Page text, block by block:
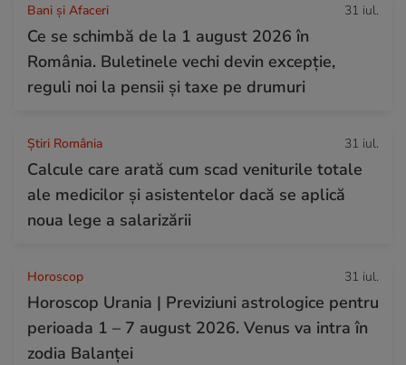
Bani și Afaceri 31 iul.
Ce se schimbă de la 1 august 2026 în
România. Buletinele vechi devin excepție,
reguli noi la pensii și taxe pe drumuri
Știri România 31 iul.
Calcule care arată cum scad veniturile totale
ale medicilor și asistentelor dacă se aplică
noua lege a salarizării
Horoscop 31 iul.
Horoscop Urania | Previziuni astrologice pentru
perioada 1 – 7 august 2026. Venus va intra în
zodia Balanței